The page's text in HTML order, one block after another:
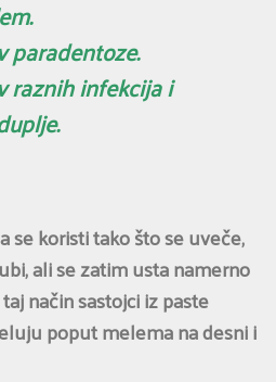
infekcija i
se koristi tako što se uveče,
ali se zatim usta namerno
način sastojci iz paste
poput melema na desni i